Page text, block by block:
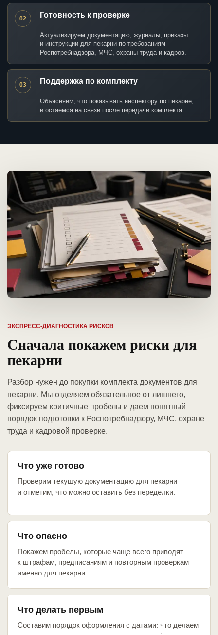
02 Готовность к проверке
Актуализируем документацию, журналы, приказы
и инструкции для пекарни по требованиям
Роспотребнадзора, МЧС, охраны труда и кадров.
03 Поддержка по комплекту
Объясняем, что показывать инспектору по пекарне,
и остаемся на связи после передачи комплекта.
ЭКСПРЕСС-ДИАГНОСТИКА РИСКОВ
Сначала покажем риски для
пекарни
Разбор нужен до покупки комплекта документов для
пекарни. Мы отделяем обязательное от лишнего,
фиксируем критичные пробелы и даем понятный
порядок подготовки к Роспотребнадзору, МЧС, охране
труда и кадровой проверке.
Что уже готово
Проверим текущую документацию для пекарни
и отметим, что можно оставить без переделки.
Что опасно
Покажем пробелы, которые чаще всего приводят
к штрафам, предписаниям и повторным проверкам
именно для пекарни.
Что делать первым
Составим порядок оформления с датами: что делаем